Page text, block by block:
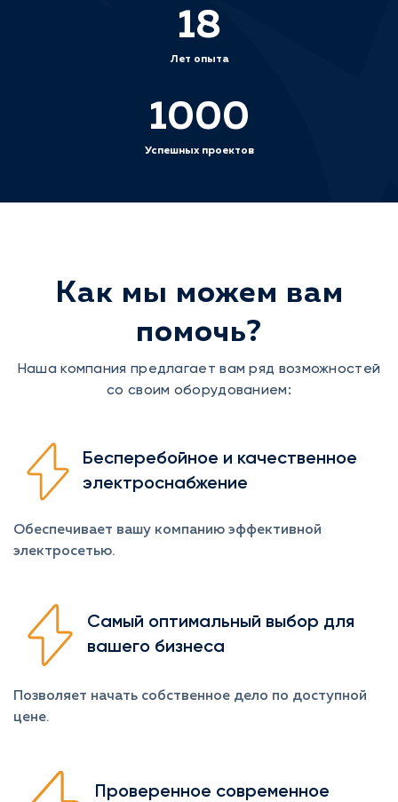
18
Лет опыта
1000
Успешных проектов
Как мы можем вам
помочь?
Наша компания предлагает вам ряд возможностей
со своим оборудованием:
Бесперебойное и качественное
электроснабжение
Обеспечивает вашу компанию эффективной
электросетью.
Самый оптимальный выбор для
вашего бизнеса
Позволяет начать собственное дело по доступной
цене.
Проверенное современное